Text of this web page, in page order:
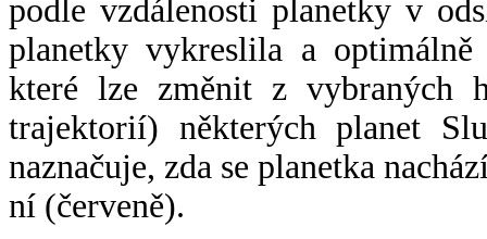
podle vzdálenosti planetky v
planetky vykreslila a
které lze změnit z vybraných
trajektorií) některých planet
naznačuje, zda se planetka
ní (červeně).